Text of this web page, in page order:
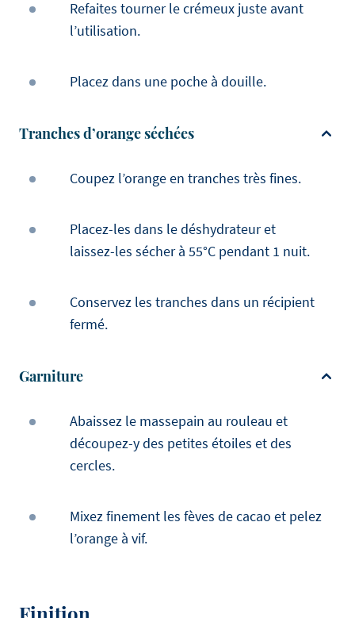
Refaites tourner le crémeux juste avant
l’utilisation.
Placez dans une poche à douille.
Tranches d’orange séchées
Coupez l’orange en tranches très fines.
Placez-les dans le déshydrateur et
laissez-les sécher à 55°C pendant 1 nuit.
Conservez les tranches dans un récipient
fermé.
Garniture
Abaissez le massepain au rouleau et
découpez-y des petites étoiles et des
cercles.
Mixez finement les fèves de cacao et pelez
l’orange à vif.